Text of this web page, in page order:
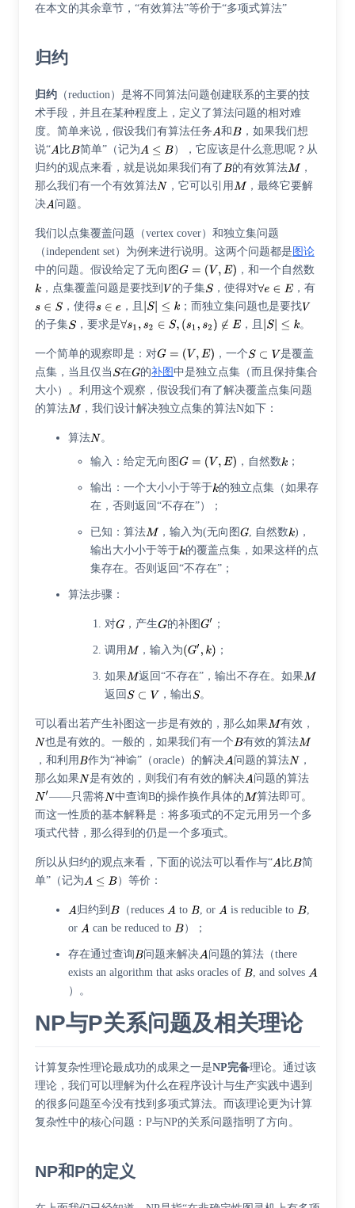
在本文的其余章节，“有效算法”等价于“多项式算法”
归约
归约 （reduction）是将不同算法问题创建联系的主要的技
术手段，并且在某种程度上，定义了算法问题的相对难
度。简单来说，假设我们有算法任务
和
，如果我们想
说“
比 简单”（记为
），它应该是什么意思呢？从
归约的观点来看，就是说如果我们有了
的有效算法
，
那么我们有一个有效算法
，它可以引用
，最终它要解
决
问题。
我们以 点集覆盖问题 （vertex cover）和独立集问题
（independent set）为例来进行说明。这两个问题都是 图论
中的问题。假设给定了无向图
，和一个自然数
，点集覆盖问题是要找到
的子集 ，使得对
，有
，使得
，且
；而独立集问题也是要找
的子集
，要求是 ，且 。
一个简单的观察即是：对 ，一个
是覆盖
点集，当且仅当
在 的补图中是独立点集（而且保持集合
大小）。利用这个观察，假设我们有了解决覆盖点集问题
的算法
，我们设计解决独立点集的算法N如下：
算法
。
输入：给定无向图
，自然数 ；
输出：一个大小小于等于 的独立点集（如果存
在，否则返回“不存在”）；
已知：算法 ，输入为(无向图 , 自然数
)，
输出大小小于等于 的覆盖点集，如果这样的点
集存在。否则返回“不存在”；
算法步骤：
对 ，产生 的补图 ；
调用 ，输入为 ；
如果
返回“不存在”，输出不存在。如果
返回
，输出 。
可以看出若产生补图这一步是有效的，那么如果
有效，
也是有效的。一般的，如果我们有一个
有效的算法
，和利用
作为“神谕”（oracle）的解决 问题的算法
，
那么如果
是有效的，则我们有有效的解决
问题的算法
——只需将
中查询B的操作换作具体的
算法即可。
而这一性质的基本解释是：将多项式的不定元用另一个多
项式代替，那么得到的仍是一个多项式。
所以从归约的观点来看，下面的说法可以看作与“ 比
简
单”（记为
）等价：
归约到 （reduces to , or is reducible to
,
or
can be reduced to ）；
存在通过查询 问题来解决
问题的算法（there
exists an algorithm that asks oracles of
, and solves
）。
NP与P关系问题及相关理论
计算复杂性理论最成功的成果之一是NP完备理论。通过该
理论，我们可以理解为什么在程序设计与生产实践中遇到
的很多问题至今没有找到多项式算法。而该理论更为计算
复杂性中的核心问题：P与NP的关系问题指明了方向。
NP和P的定义